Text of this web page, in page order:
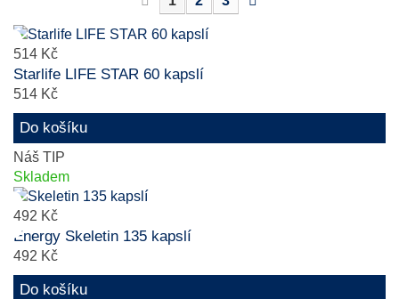
514 Kč
Starlife LIFE STAR 60 kapslí
514 Kč
Do košíku
Náš TIP
Skladem
492 Kč
Energy Skeletin 135 kapslí
492 Kč
Do košíku